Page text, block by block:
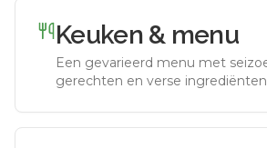
Keuken & menu
Een gevarieerd menu met
gerechten en verse